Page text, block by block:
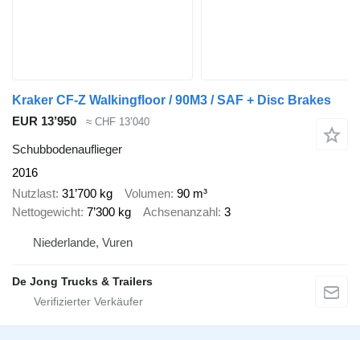
Kraker CF-Z Walkingfloor / 90M3 / SAF + Disc Brakes
EUR 13’950
≈ CHF 13’040
Schubbodenauflieger
2016
Nutzlast 31’700 kg Volumen 90 m³
Nettogewicht 7’300 kg Achsenanzahl 3
Niederlande, Vuren
De Jong Trucks & Trailers